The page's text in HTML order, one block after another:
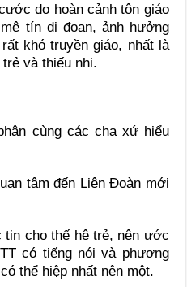
do hoàn cảnh tôn giáo
tín dị đoan, ảnh hưởng
khó truyền giáo, nhất là
và thiếu nhi.
cùng các cha xứ hiểu
tâm đến Liên Đoàn mới
tin cho thế hệ trẻ, nên ước
có tiếng nói và phương
thể hiệp nhất nên một.